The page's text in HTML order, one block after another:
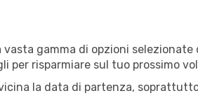
gamma di opzioni selezionate
risparmiare sul tuo prossimo
la data di partenza,